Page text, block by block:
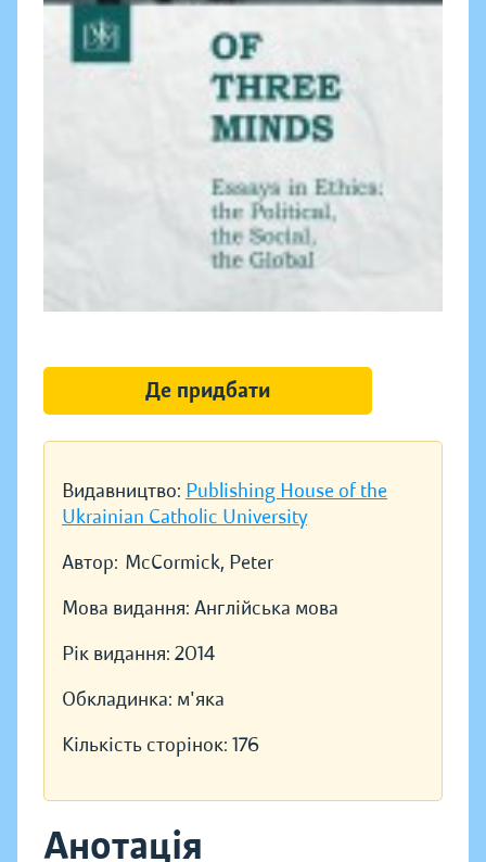
Видавництво: Publishing House of the
Ukrainian Catholic University
Автор: McCormick, Peter
Мова видання: Англійська мова
Рік видання: 2014
Обкладинка: м'яка
Кількість сторінок: 176
Анотація
Де придбати